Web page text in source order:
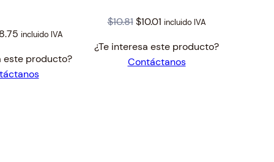
Current
is:
$28.75.
incluido IVA
este producto?
$10.81 Original
was:
$10.81.
$10.01Current
is:
$10.01.
incluido IVA
¿Te interesa este producto?
Contáctanos